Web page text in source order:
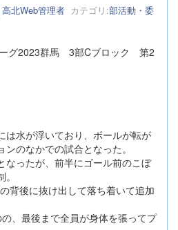
高北Web管理者 カテゴリ:部活動・委
グ2023群馬 3部Cブロック 第2
は水が浮いており、ボールが転が
のなかでの試合となった。
なったが、前半にゴール前のこぼ
背後に抜け出して落ち着いて追加
、最後まで全員が身体を張ってプ